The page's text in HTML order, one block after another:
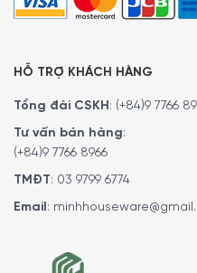
HỖ TRỢ KHÁCH HÀNG
Tổng đài CSKH : (+84)9 7766
Tư vấn bán hàng:
(+84)9 7766 8966
TMĐT: 03 9799 6774
Email :